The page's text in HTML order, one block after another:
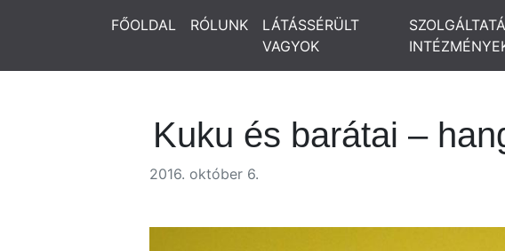
FŐOLDAL RÓLUNK
LÁTÁSSÉRÜLT
VAGYOK
Kuku és barátai –
2016. október 6.